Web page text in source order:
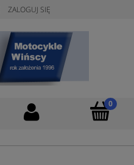
ZALOGUJ SIĘ